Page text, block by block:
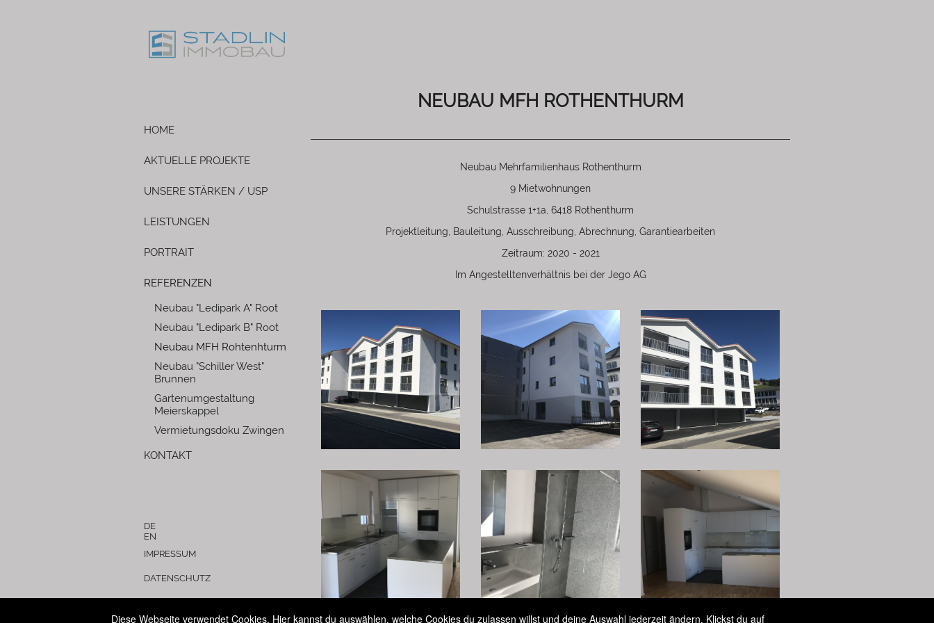
HOME
AKTUELLE PROJEKTE
UNSERE STÄRKEN / USP
LEISTUNGEN
PORTRAIT
REFERENZEN
Neubau "Ledipark A" Root
Neubau "Ledipark B" Root
Neubau MFH Rohtenhturm
Neubau "Schiller West"
Brunnen
Gartenumgestaltung
Meierskappel
Vermietungsdoku Zwingen
KONTAKT
DE
EN
IMPRESSUM
DATENSCHUTZ
NEUBAU MFH ROTHENTHURM
Neubau Mehrfamilienhaus Rothenthurm
9 Mietwohnungen
Schulstrasse 1+1a, 6418 Rothenthurm
Projektleitung, Bauleitung, Ausschreibung, Abrechnung, Garantiearbeiten
Zeitraum: 2020 - 2021
Im Angestelltenverhältnis bei der Jego AG
Diese Webseite verwendet Cookies. Hier kannst du auswählen, welche Cookies du zulassen willst und deine Auswahl jederzeit ändern. Klickst du auf